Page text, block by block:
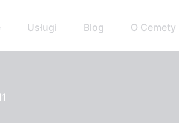
Usługi Blog O Cemety